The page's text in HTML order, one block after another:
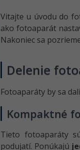
Vitajte u úvodu do
ako fotoaparát
Nakoniec sa
Delenie
Fotoaparáty by sa
Kompaktné
Tieto fotoaparáty
podujatí. Ponúkajú